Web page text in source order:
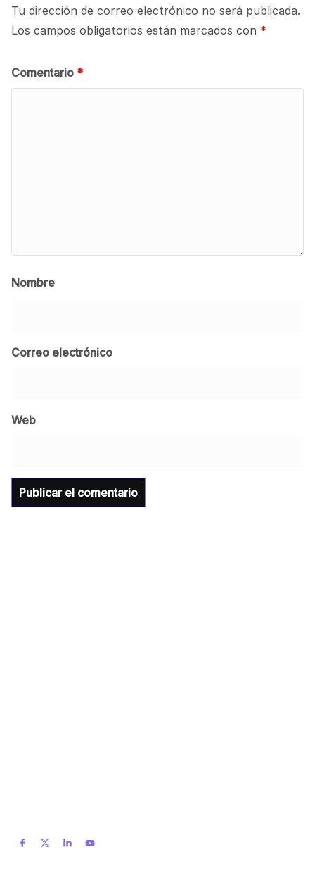
Tu dirección de correo electrónico no será publicada.
Los campos obligatorios están marcados con *
Comentario *
Nombre
Correo electrónico
Web
para la Universidad y para el municipio